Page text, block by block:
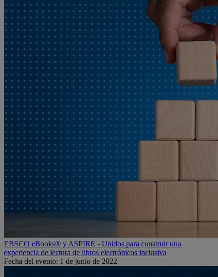
EBSCO eBooks® y ASPIRE - Unidos para construir una
experiencia de lectura de libros electrónicos inclusiva
Fecha del evento: 1 de junio de 2022